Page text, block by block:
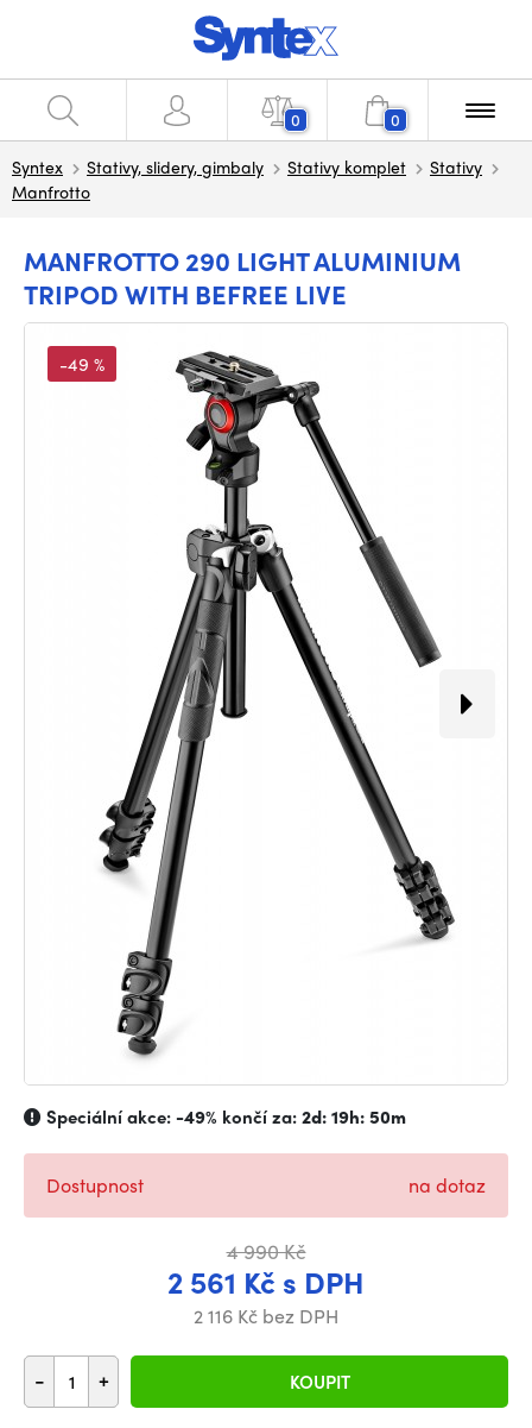
0 0
Syntex Stativy, slidery, gimbaly Stativy komplet
Stativy
Manfrotto
MANFROTTO 290 LIGHT ALUMINIUM
TRIPOD WITH BEFREE LIVE
-49 %
Speciální akce:-49% končí za:2d: 19h: 50m
4 990 Kč
2 561 Kč s DPH
2 116 Kč bez DPH
- + KOUPIT
Dostupnost na dotaz